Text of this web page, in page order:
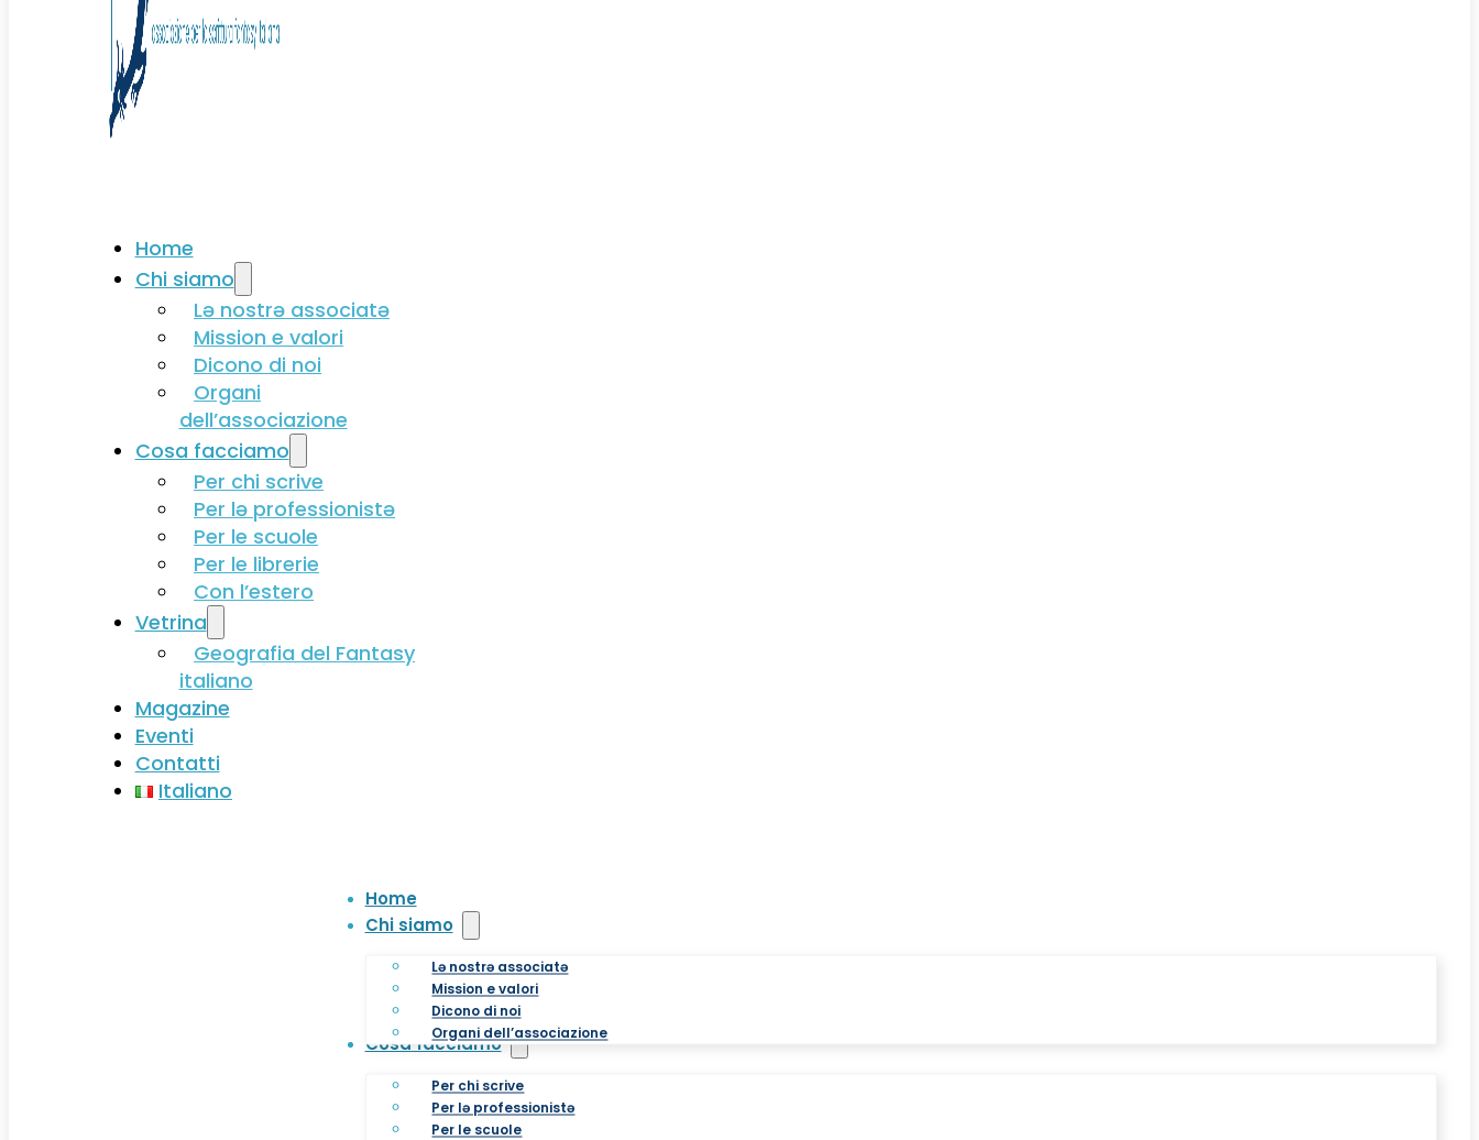
Home
Chi siamo
Lə nostrə associatə
Mission e valori
Dicono di noi
Organi
dell’associazione
Cosa facciamo
Per chi scrive
Per lə professionistə
Per le scuole
Per le librerie
Con l’estero
Vetrina
Geografia del Fantasy
italiano
Magazine
Eventi
Contatti
Italiano
Home
Chi siamo
Lə nostrə associatə
Mission e valori
Dicono di noi
Organi dell’associazione
Cosa facciamo
Per chi scrive
Per lə professionistə
Per le scuole